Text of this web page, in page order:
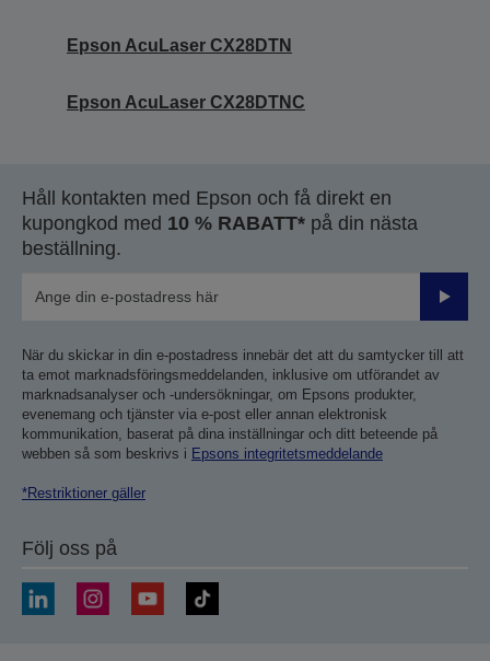
Epson AcuLaser CX28DTN
Epson AcuLaser CX28DTNC
Håll kontakten med Epson och få direkt en
kupongkod med 10 % RABATT* på din nästa
beställning.
Skicka
När du skickar in din e-postadress innebär det att du samtycker till att
ta emot marknadsföringsmeddelanden, inklusive om utförandet av
marknadsanalyser och -undersökningar, om Epsons produkter,
evenemang och tjänster via e-post eller annan elektronisk
kommunikation, baserat på dina inställningar och ditt beteende på
webben så som beskrivs i Epsons integritetsmeddelande
*Restriktioner gäller
Följ oss på